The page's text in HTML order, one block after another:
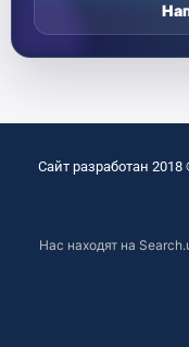
Сайт разработан 2018
Нас находят на